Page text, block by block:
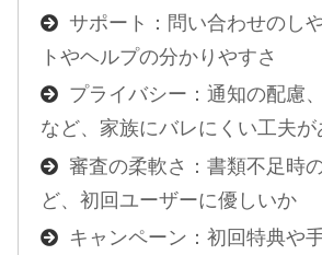
サポート：問い合わせのし
トやヘルプの分かりやすさ
プライバシー：通知の配慮
など、家族にバレにくい工夫が
審査の柔軟さ：書類不足時
ど、初回ユーザーに優しいか
キャンペーン：初回特典や